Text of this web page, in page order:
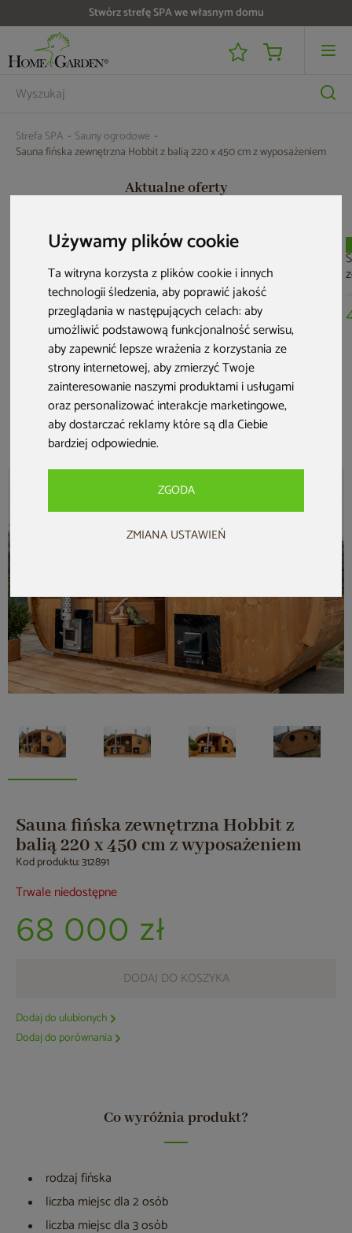
Używamy plików cookie
Ta witryna korzysta z plików cookie i innych
technologii śledzenia, aby poprawić jakość
przeglądania w następujących celach:aby
umożliwić podstawową funkcjonalność serwisu,
aby zapewnić lepsze wrażenia z korzystania ze
strony internetowej,aby zmierzyć Twoje
zainteresowanie naszymi produktami i usługami
oraz personalizować interakcje marketingowe,
aby dostarczać reklamy które są dla Ciebie
bardziej odpowiednie.
ZGODA
ZMIANA USTAWIEŃ
Do 25 000 zł zwrotu na kartę i raty RRSO 0%
Strefa SPA
Sauny ogrodowe
Sauna fińska zewnętrzna Hobbit z balią 220 x 450 cm z wyposażeniem
Aktualne oferty
Sauna fińska
zewnętrzna Leil®
Saunas Dice Comfy
2.0 4-osobowa
30 999 zł
Nowość
Sauna fińska
zewnętrzna Leil®
Saunas Dice Comfy
2.4 5-osobowa
33 499 zł
Nowość
Sauna fińska
zewnętrzna Leil®
Saunas Round Cube
Mini 2.0 4-osobowa
52 499 zł
Sauna fińska zewnętrzna Hobbit z
balią 220 x 450 cm z wyposażeniem
Kod produktu: 312891
Trwale niedostępne
68 000 zł
DODAJ DO KOSZYKA
Dodaj do ulubionych
Dodaj do porównania
Co wyróżnia produkt?
rodzaj fińska
liczba miejsc dla 2 osób
liczba miejsc dla 3 osób